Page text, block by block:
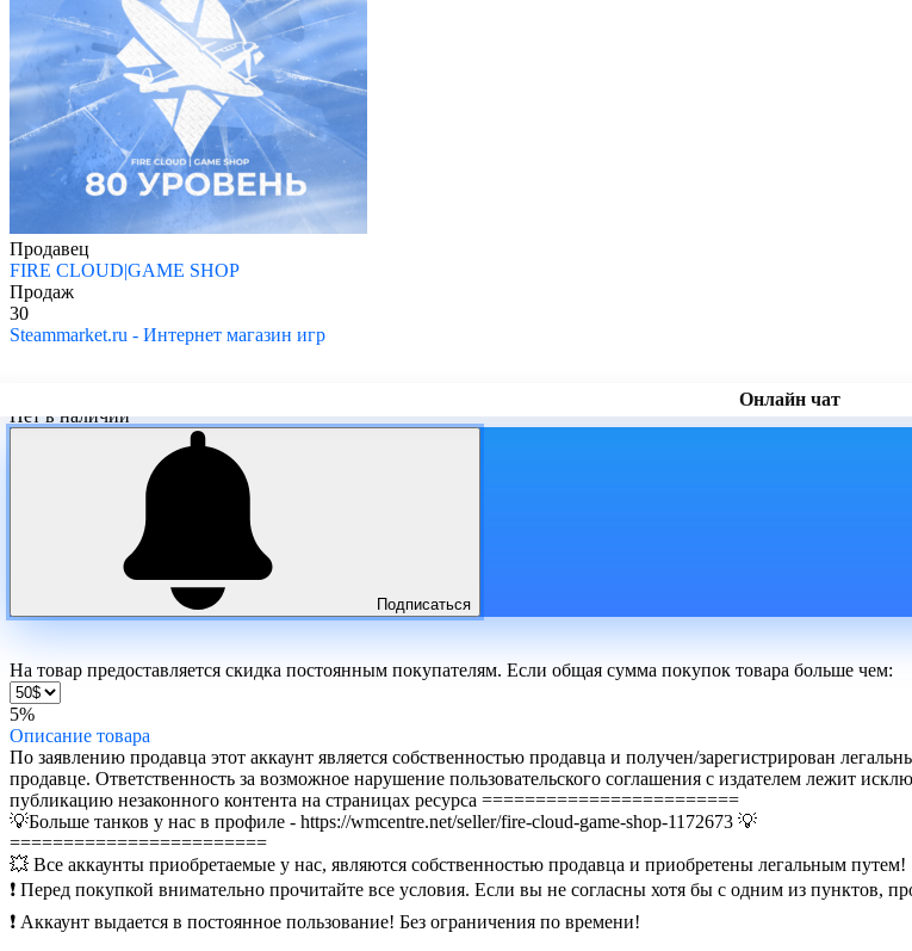
Онлайн чат
Продавец
FIRE CLOUD|GAME SHOP
Продаж
30
Steammarket.ru - Интернет магазин игр
Нет в наличии
Подписаться
На товар предоставляется скидка постоянным покупателям. Если общая сумма покупок товара больше чем:
5%
Описание товара
По заявлению продавца этот аккаунт является собственностью продавца и получен/зарегистрирован
продавце. Ответственность за возможное нарушение пользовательского соглашения с издателем лежит
публикацию незаконного контента на страницах ресурса ========================
💡Больше танков у нас в профиле - https://wmcentre.net/seller/fire-cloud-game-shop-1172673 💡
========================
💥 Все аккаунты приобретаемые у нас, являются собственностью продавца и приобретены легальным путем!
❗️ Перед покупкой внимательно прочитайте все условия. Если вы не согласны хотя бы с одним из пунктов,
❗️ Аккаунт выдается в постоянное пользование! Без ограничения по времени!